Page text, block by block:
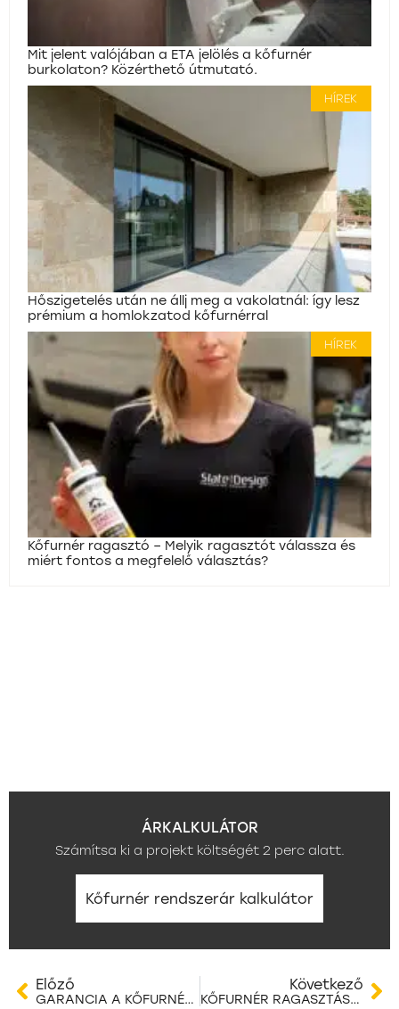
Mit jelent valójában a ETA jelölés a kőfurnér
burkolaton? Közérthető útmutató.
HÍREK
Hőszigetelés után ne állj meg a vakolatnál: így lesz
prémium a homlokzatod kőfurnérral
HÍREK
Kőfurnér ragasztó – Melyik ragasztót válassza és
miért fontos a megfelelő választás?
ÁRKALKULÁTOR
Számítsa ki a projekt költségét 2 perc alatt.
Kőfurnér rendszerár kalkulátor
Előző
GARANCIA A KŐFURNÉR BURKOLATOKNÁL – MIRE SZÓL VALÓJÁBAN, ÉS MIKOR ÉRVÉNYESÍTHETŐ? II. RÉSZ
Következő
KŐFURNÉR RAGASZTÁSA: MENNYIT BÍR VALÓJÁBAN EGY MODERN KŐFURNÉR RAGASZTÓ?